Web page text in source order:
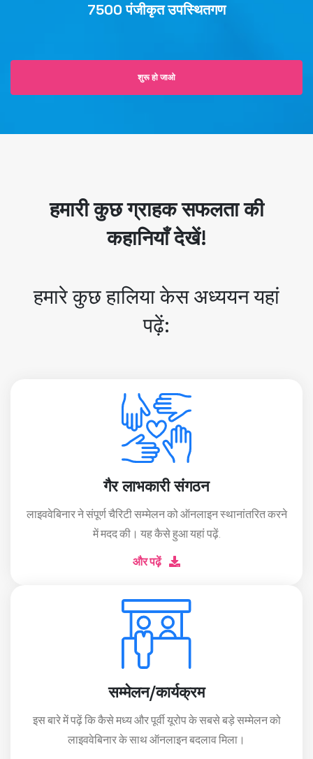
7500 पंजीकृत उपस्थितगण
शुरू हो जाओ
हमारी कुछ ग्राहक सफलता की
कहानियाँ देखें!
हमारे कुछ हालिया केस अध्ययन यहां
पढ़ें:
गैर लाभकारी संगठन
लाइववेबिनार ने संपूर्ण चैरिटी सम्मेलन को ऑनलाइन स्थानांतरित करने
में मदद की। यह कैसे हुआ यहां पढ़ें.
और पढ़ें
सम्मेलन/कार्यक्रम
इस बारे में पढ़ें कि कैसे मध्य और पूर्वी यूरोप के सबसे बड़े सम्मेलन को
लाइववेबिनार के साथ ऑनलाइन बदलाव मिला।